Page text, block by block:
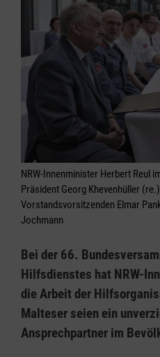
NRW-Innenminister Herbert Reul
Präsident Georg Khevenhüller
Vorstandsvorsitzenden Elmar
Jochmann
Bei der 66.
Hilfsdienstes hat NRW-
die Arbeit der
Malteser seien ein
Ansprechpartner im